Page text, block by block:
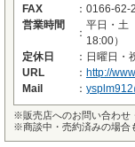
FAX
： 0166-62-
営業時間
：
平日・
18:00）
定休日
： 日曜日・
URL
： http://
Mail
：
※販売店へのお問い合わせ
※商談中・売約済みの場合